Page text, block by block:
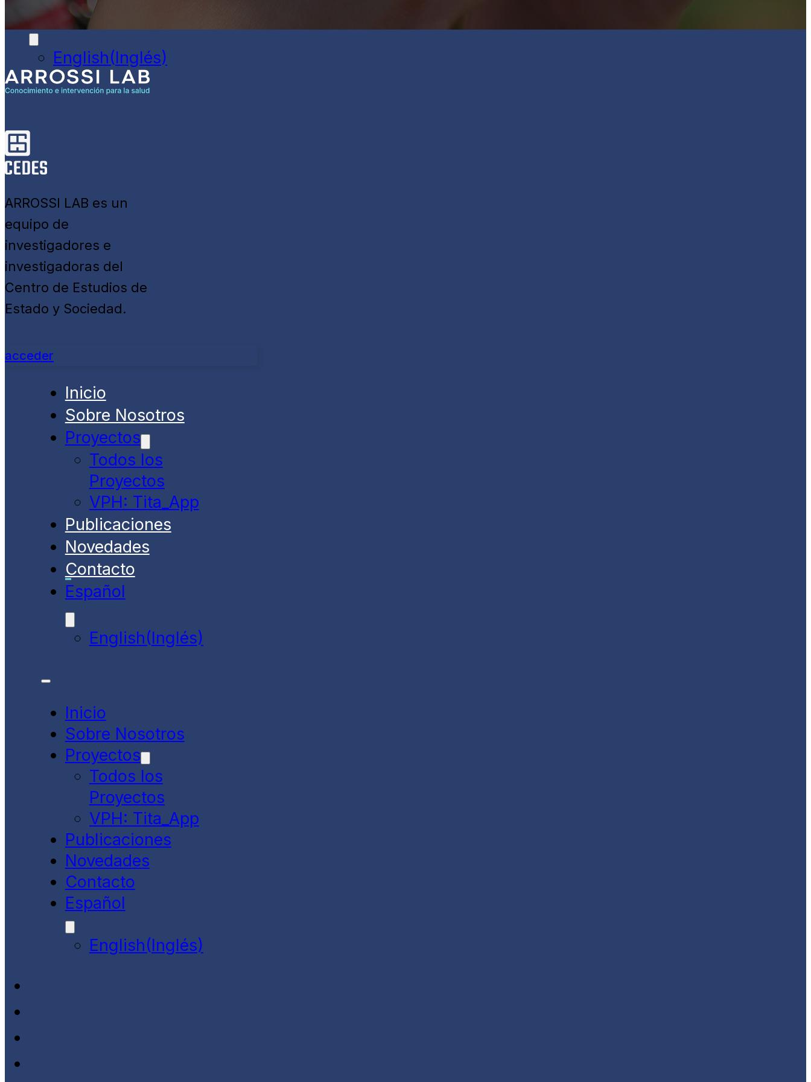
Español
English(Inglés)
ARROSSI LAB es un
equipo de
investigadores e
investigadoras del
Centro de Estudios de
Estado y Sociedad.
acceder
Inicio
Sobre Nosotros
Proyectos
Todos los
Proyectos
VPH: Tita_App
Publicaciones
Novedades
Contacto
Español
English(Inglés)
Inicio
Sobre Nosotros
Proyectos
Todos los
Proyectos
VPH: Tita_App
Publicaciones
Novedades
Contacto
Español
English(Inglés)